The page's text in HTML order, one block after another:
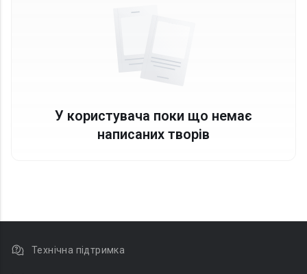
У користувача поки що немає
написаних творів
Технічна підтримка